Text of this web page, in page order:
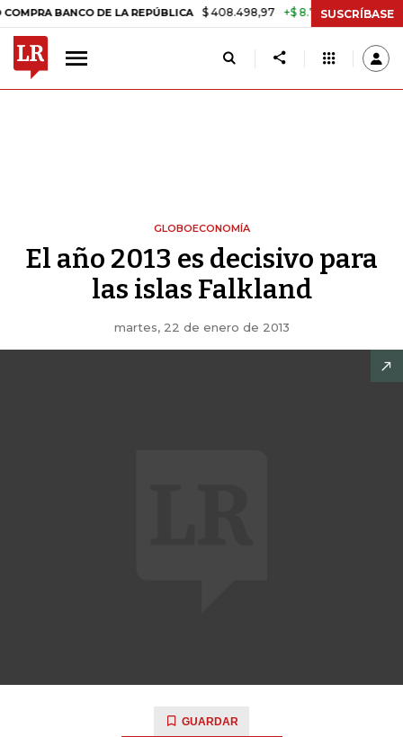
DE LA REPÚBLICA $ 408.498,97 +$ 8.753,81 +2,19% TASA
SUSCRÍBASE
GLOBOECONOMÍA
El año 2013 es decisivo para
las islas Falkland
martes, 22 de enero de 2013
GUARDAR